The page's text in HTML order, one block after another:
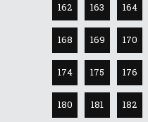
162 163 164
168 169 170
174 175 176
180 181 182